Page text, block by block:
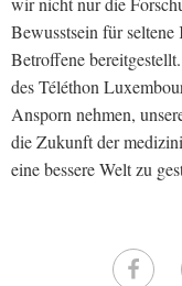
Bewusstsein für
Betroffene
des Téléthon
Ansporn nehmen,
die Zukunft der
eine bessere Welt zu